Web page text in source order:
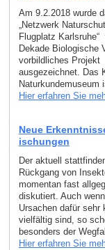
Am 9.2.2018 wurde
„Netzwerk
Flugplatz Karlsruhe“
Dekade Biologische
vorbildliches Projekt
ausgezeichnet. Das
Naturkundemuseum
Hier erfahren Sie
Neue
ischungen
Der aktuell
Rückgang von
momentan fast
diskutiert. Auch
Ursachen dafür sehr
vielfältig sind, so
besonders der
Hier erfahren Sie